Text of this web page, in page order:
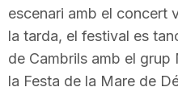
escenari amb el concert
la tarda, el festival es
de Cambrils amb el
la Festa de la Mare de